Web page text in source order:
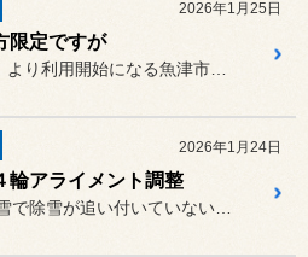
2026年1月25日
限定ですが
2026年1月24日
輪アライメント調整
昨晩からの大雪で除雪が追い付いていない模様です。